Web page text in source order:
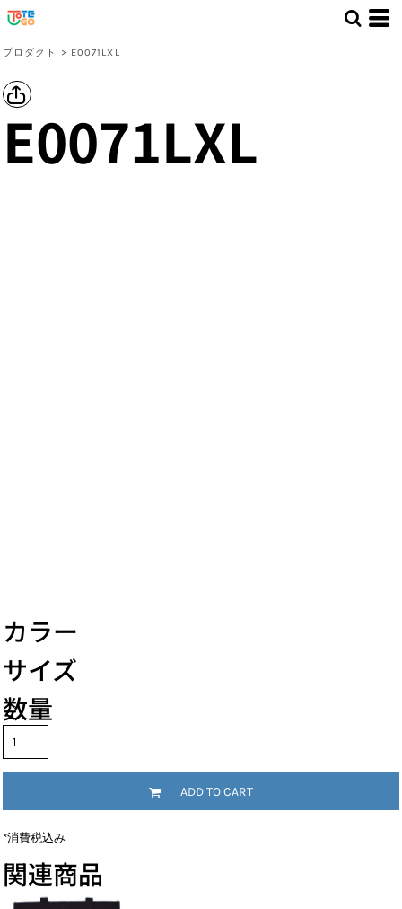
プロダクト > E0071LXL
E0071LXL
カラー
サイズ
数量
ADD TO CART
*消費税込み
関連商品